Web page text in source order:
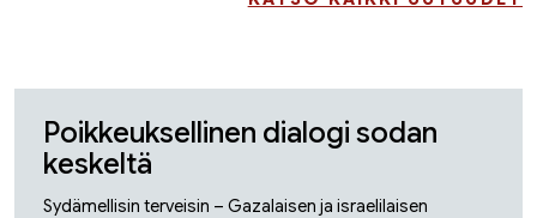
Poikkeuksellinen dialogi sodan
keskeltä
Sydämellisin terveisin – Gazalaisen ja israelilaisen